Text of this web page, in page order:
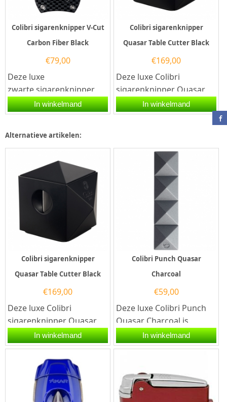
Colibri sigarenknipper V-Cut
Carbon Fiber Black
€79,00
Deze luxe
zwarte sigarenknipper
Colibri V-Cut Carbon Fiber
Black is voorzien van
In winkelmand
Colibri sigarenknipper
Quasar Table Cutter Black
€169,00
Deze luxe Colibri
sigarenknipper Quasar
Table Cutter Black is één
combinatie van de...
In winkelmand
Alternatieve artikelen:
Colibri sigarenknipper
Quasar Table Cutter Black
€169,00
Deze luxe Colibri
sigarenknipper Quasar
Table Cutter Black is één
combinatie van de...
In winkelmand
Colibri Punch Quasar
Charcoal
€59,00
Deze luxe Colibri Punch
Quasar Charcoal is
voorzien van drie
roestvrijstalen punchers
In winkelmand